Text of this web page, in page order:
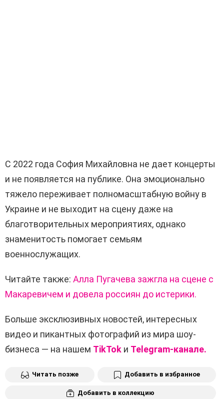
С 2022 года София Михайловна не дает концерты
и не появляется на публике. Она эмоционально
тяжело переживает полномасштабную войну в
Украине и не выходит на сцену даже на
благотворительных мероприятиях, однако
знаменитость помогает семьям
военнослужащих.
Читайте также: Алла Пугачева зажгла на сцене с
Макаревичем и довела россиян до истерики.
Больше эксклюзивных новостей, интересных
видео и пикантных фотографий из мира шоу-
бизнеса — на нашем TikTok и Telegram-канале.
Читать позже Добавить в избранное
Добавить в коллекцию